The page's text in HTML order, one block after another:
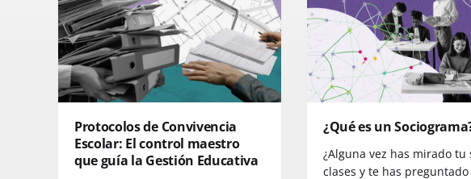
Protocolos de Convivencia
Escolar: El control maestro
que guía la Gestión Educativa
¿Qué es un
¿Alguna vez has mirado tu
clases y te has preguntado